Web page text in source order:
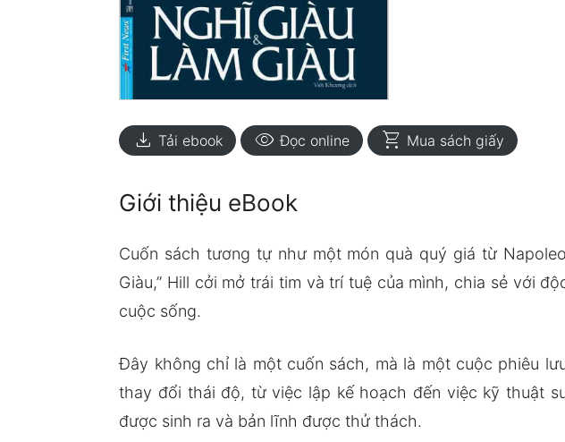
download Tải ebook visibility Đọc online shopping_cart Mua sách giấy
Giới thiệu eBook
Cuốn sách tương tự như một món quà quý giá từ
Giàu,” Hill cởi mở trái tim và trí tuệ của mình, chia sẻ với
cuộc sống.
Đây không chỉ là một cuốn sách, mà là một cuộc phiêu
thay đổi thái độ, từ việc lập kế hoạch đến việc kỹ thuật
được sinh ra và bản lĩnh được thử thách.